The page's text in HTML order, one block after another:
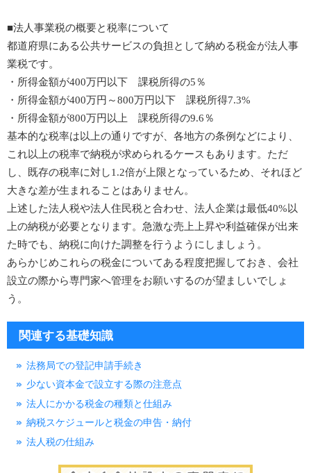
■法人事業税の概要と税率について
都道府県にある公共サービスの負担として納める税金が法人事
業税です。
・所得金額が400万円以下 課税所得の5％
・所得金額が400万円～800万円以下 課税所得7.3%
・所得金額が800万円以上 課税所得の9.6％
基本的な税率は以上の通りですが、各地方の条例などにより、
これ以上の税率で納税が求められるケースもあります。ただ
し、既存の税率に対し1.2倍が上限となっているため、それほど
大きな差が生まれることはありません。
上述した法人税や法人住民税と合わせ、法人企業は最低40%以
上の納税が必要となります。急激な売上上昇や利益確保が出来
た時でも、納税に向けた調整を行うようにしましょう。
あらかじめこれらの税金についてある程度把握しておき、会社
設立の際から専門家へ管理をお願いするのが望ましいでしょ
う。
関連する基礎知識
法務局での登記申請手続き
少ない資本金で設立する際の注意点
法人にかかる税金の種類と仕組み
納税スケジュールと税金の申告・納付
法人税の仕組み